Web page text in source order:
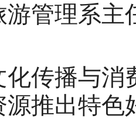
游管理系
播与消
源推出特色